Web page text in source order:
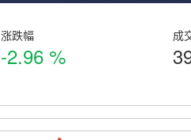
涨跌幅
-2.96 %
成